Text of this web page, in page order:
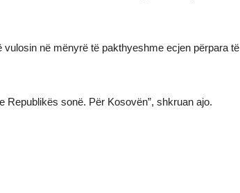
në mënyrë të pakthyeshme ecjen përpara të
Republikës sonë. Për Kosovën”, shkruan ajo.